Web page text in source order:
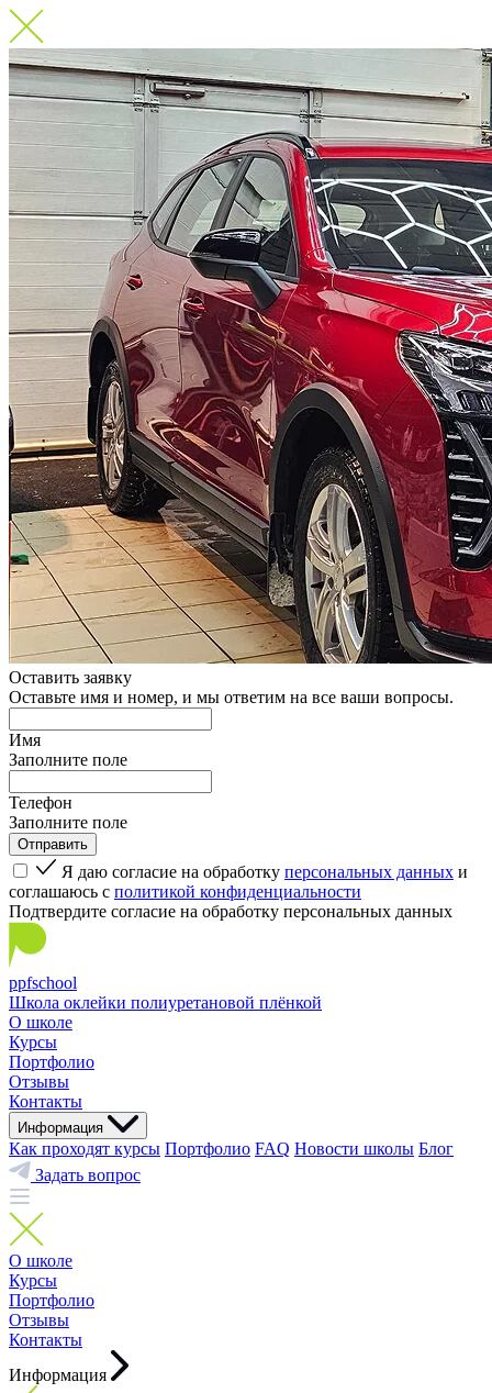
Оставить заявку
Оставьте имя и номер, и мы ответим на все ваши вопросы.
Имя
Заполните поле
Телефон
Заполните поле
Я даю согласие на обработку персональных данных и
соглашаюсь с политикой конфиденциальности
Подтвердите согласие на обработку персональных данных
ppfschool
Школа оклейки полиуретановой плёнкой
О школе
Курсы
Портфолио
Отзывы
Контакты
Информация
Как проходят курсы Портфолио FAQ Новости школы Блог
Задать вопрос
О школе
Курсы
Портфолио
Отзывы
Контакты
Информация